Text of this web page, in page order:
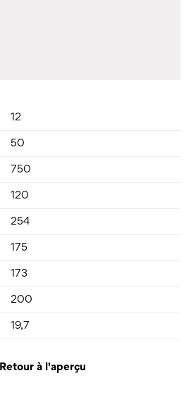
12
50
750
120
254
175
173
200
19,7
Retour à l'aperçu